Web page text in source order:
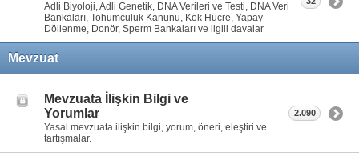
Adli Biyoloji, Adli Genetik, DNA Verileri ve Testi, DNA Veri
Bankaları, Tohumculuk Kanunu, Kök Hücre, Yapay
Döllenme, Donör, Sperm Bankaları ve ilgili davalar
Mevzuat
Mevzuata İlişkin Bilgi ve
Yorumlar
Yasal mevzuata ilişkin bilgi, yorum, öneri, eleştiri ve
tartışmalar.
2.090